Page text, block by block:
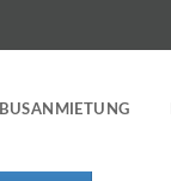
BUSANMIETUNG